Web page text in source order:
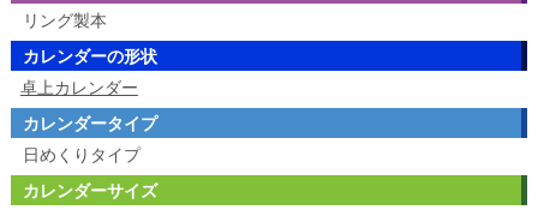
リング製本
カレンダーの形状
卓上カレンダー
カレンダータイプ
日めくりタイプ
カレンダーサイズ